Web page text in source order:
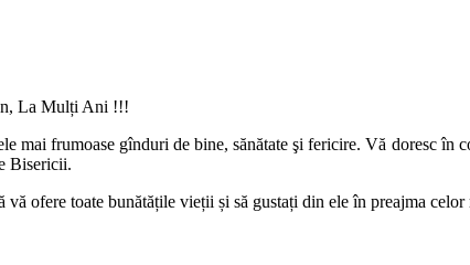
La Mulți Ani !!!
mai frumoase gînduri de bine, sănătate şi fericire. Vă doresc în
Bisericii.
vă ofere toate bunătățile vieții și să gustați din ele în preajma